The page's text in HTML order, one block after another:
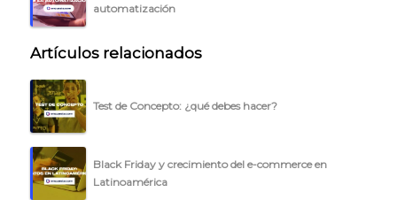
automatización
Artículos relacionados
Test de Concepto: ¿qué debes hacer?
Black Friday y crecimiento del e-commerce en
Latinoamérica